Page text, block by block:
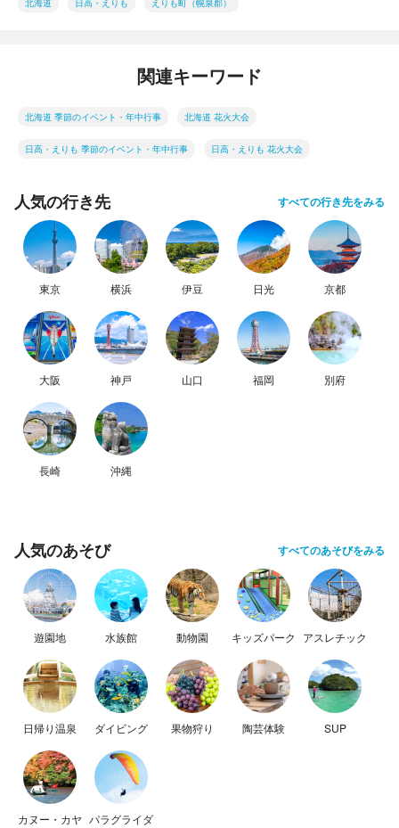
北海道 日高・えりも えりも町（幌泉郡）
関連キーワード
北海道 季節のイベント・年中行事 北海道 花火大会
日高・えりも 季節のイベント・年中行事 日高・えりも 花火大会
人気の行き先 すべての行き先をみる
東京 横浜 伊豆 日光 京都
大阪 神戸 山口 福岡 別府
長崎 沖縄
人気のあそび すべてのあそびをみる
遊園地 水族館 動物園 キッズパーク アスレチック
日帰り温泉 ダイビング 果物狩り 陶芸体験 SUP
カヌー・カヤ パラグライダ